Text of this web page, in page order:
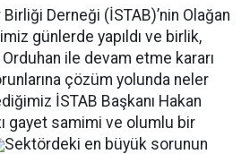
Derneği (İSTAB)’nin Olağan
günlerde yapıldı ve birlik,
Orduhan ile devam etme kararı
çözüm yolunda neler
İSTAB Başkanı Hakan
gayet samimi ve olumlu bir
Sektördeki en büyük sorunun